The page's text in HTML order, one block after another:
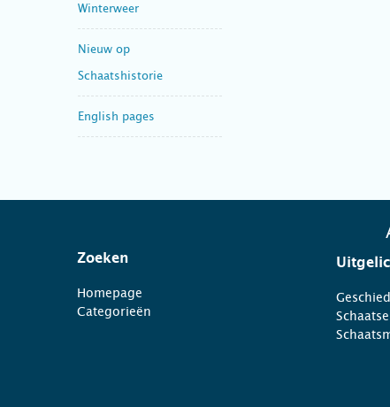
Winterweer
Nieuw op
Schaatshistorie
English pages
Zoeken
Homepage
Categorieën